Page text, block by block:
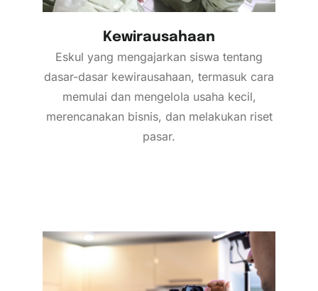
Kewirausahaan
Eskul yang mengajarkan siswa tentang
dasar-dasar kewirausahaan, termasuk cara
memulai dan mengelola usaha kecil,
merencanakan bisnis, dan melakukan riset
pasar.